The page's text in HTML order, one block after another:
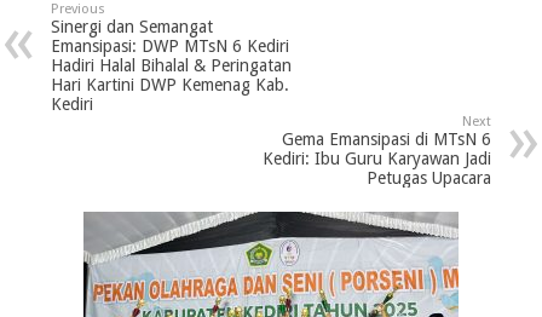
Previous
Sinergi dan Semangat
Emansipasi: DWP MTsN 6 Kediri
Hadiri Halal Bihalal & Peringatan
Hari Kartini DWP Kemenag Kab.
Kediri
Next
Gema Emansipasi di MTsN 6
Kediri: Ibu Guru Karyawan Jadi
Petugas Upacara